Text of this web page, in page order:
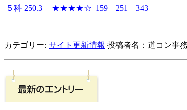
５科 250.3 ★★★★☆ 159 251 343
カテゴリー: サイト更新情報 投稿者名：道コン事